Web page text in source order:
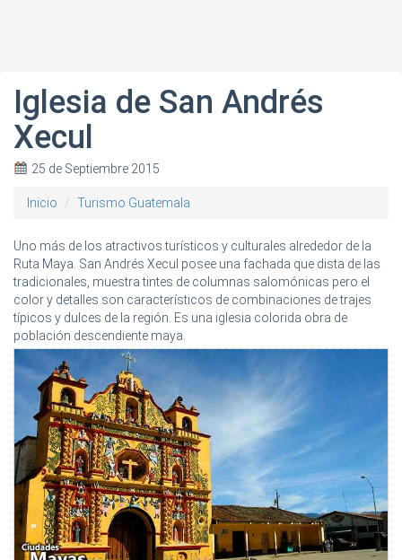
Iglesia de San Andrés
Xecul
25 de Septiembre 2015
Inicio Turismo Guatemala
Uno más de los atractivos turísticos y culturales alrededor de la
Ruta Maya. San Andrés Xecul posee una fachada que dista de las
tradicionales, muestra tintes de columnas salomónicas pero el
color y detalles son característicos de combinaciones de trajes
típicos y dulces de la región. Es una iglesia colorida obra de
población descendiente maya.